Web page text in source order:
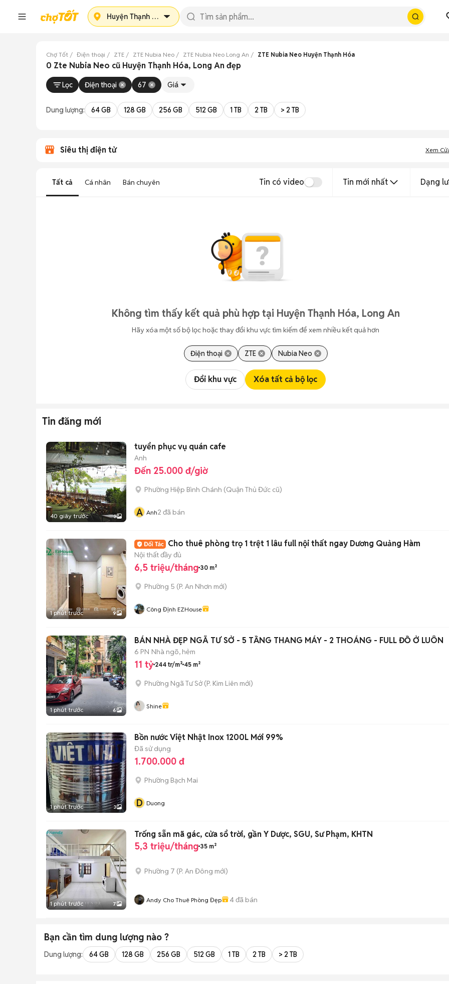
Huyện Thạnh Hóa
Chợ Tốt Điện thoại ZTE ZTE Nubia Neo ZTE Nubia Neo Long An ZTE Nubia Neo Huyện Thạnh Hóa
0 Zte Nubia Neo cũ Huyện Thạnh Hóa, Long An đẹp
Lọc Điện thoại 67 Giá
Dung lượng: 64 GB 128 GB 256 GB 512 GB 1 TB 2 TB > 2 TB
Siêu thị điện tử Xem
Tất cả Cá nhân Bán chuyên Tin có video Tin mới nhất Dạng
Không tìm thấy kết quả phù hợp tại Huyện Thạnh Hóa, Long An
Hãy xóa một số bộ lọc hoặc thay đổi khu vực tìm kiếm để xem nhiều kết quả hơn
Điện thoại ZTE Nubia Neo
Đổi khu vực Xóa tất cả bộ lọc
Tin đăng mới
40 giây trước 3
tuyển phục vụ quán cafe
Anh
Đến 25.000 đ/giờ
Phường Hiệp Bình Chánh (Quận Thủ Đức cũ)
A Anh2 đã bán
1 phút trước 9
Cho thuê phòng trọ 1 trệt 1 lâu full nội thất ngay Dương Quảng Hàm
Nội thất đầy đủ
6,5 triệu/tháng 30 m²
Phường 5 (P. An Nhơn mới)
Công Định EZHouse
1 phút trước 6
BÁN NHÀ ĐẸP NGÃ TƯ SỞ - 5 TẦNG THANG MÁY - 2 THOÁNG - FULL ĐỒ Ở LUÔN
6 PN Nhà ngõ, hẻm
11 tỷ 244 tr/m² 45 m²
Phường Ngã Tư Sở(P. Kim Liên mới)
Shine
1 phút trước 3
Bồn nước Việt Nhật Inox 1200L Mới 99%
Đã sử dụng
1.700.000 đ
Phường Bạch Mai
D Duong
1 phút trước 7
Trống sẵn mã gác, cửa sổ trời, gần Y Dược, SGU, Sư Phạm, KHTN
5,3 triệu/tháng 35 m²
Phường 7 (P. An Đông mới)
Andy Cho Thuê Phòng Đẹp 4đã bán
Bạn cần tìm dung lượng nào ?
Dung lượng: 64 GB 128 GB 256 GB 512 GB 1 TB 2 TB > 2 TB